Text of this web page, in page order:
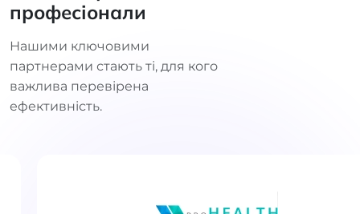
професіонали
Нашими ключовими
партнерами стають ті, для кого
важлива перевірена
ефективність.